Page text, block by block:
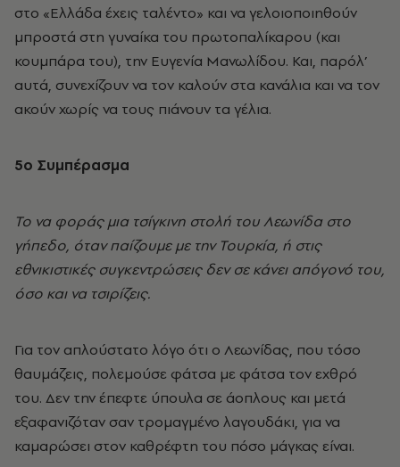
στο «Ελλάδα έχεις ταλέντο» και να γελοιοποιηθούν
μπροστά στη γυναίκα του πρωτοπαλίκαρου (και
κουμπάρα του), την Ευγενία Μανωλίδου. Και, παρόλ’
αυτά, συνεχίζουν να τον καλούν στα κανάλια και να τον
ακούν χωρίς να τους πιάνουν τα γέλια.
5o Συμπέρασμα
Το να φοράς μια τσίγκινη στολή του Λεωνίδα στο
γήπεδο, όταν παίζουμε με την Τουρκία, ή στις
εθνικιστικές συγκεντρώσεις δεν σε κάνει απόγονό του,
όσο και να τσιρίζεις.
Για τον απλούστατο λόγο ότι ο Λεωνίδας, που τόσο
θαυμάζεις, πολεμούσε φάτσα με φάτσα τον εχθρό
του. Δεν την έπεφτε ύπουλα σε άοπλους και μετά
εξαφανιζόταν σαν τρομαγμένο λαγουδάκι, για να
καμαρώσει στον καθρέφτη του πόσο μάγκας είναι.